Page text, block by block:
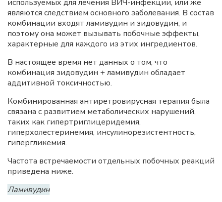
используемых для лечения ВИЧ-инфекции, или же
являются следствием основного заболевания. В состав
комбинации входят ламивудин и зидовудин, и
поэтому она может вызывать побочные эффекты,
характерные для каждого из этих ингредиентов.
В настоящее время нет данных о том, что
комбинация зидовудин + ламивудин обладает
аддитивной токсичностью.
Комбинированная антиретровирусная терапия была
связана с развитием метаболических нарушений,
таких как гипертриглицеридемия,
гиперхолестеринемия, инсулинорезистентность,
гипергликемия.
Частота встречаемости отдельных побочных реакций
приведена ниже.
Ламивудин